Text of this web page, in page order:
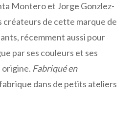
Montero et Jorge Gonzlez-
créateurs de cette marque de
récemment aussi pour
par ses couleurs et ses
origine. Fabriqué en
dans de petits ateliers